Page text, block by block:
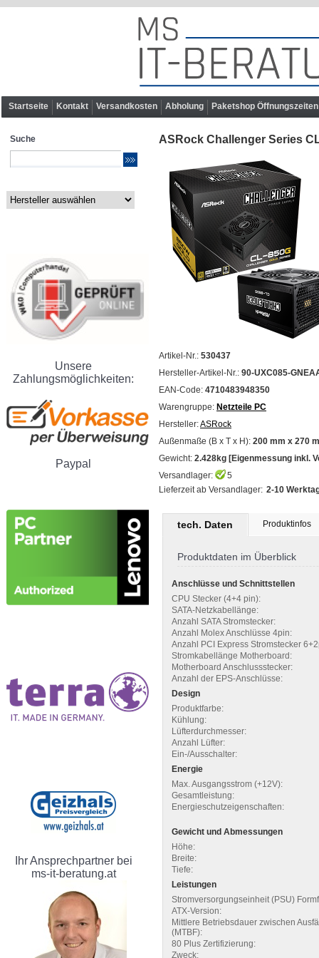
Startseite Kontakt Versandkosten Abholung Paketshop Öffnungszeiten
Suche
Unsere
Zahlungsmöglichkeiten:
Paypal
Ihr Ansprechpartner bei
ms-it-beratung.at
ASRock Challenger Series
Artikel-Nr.: 530437
Hersteller-Artikel-Nr.: 90-UXC085-
EAN-Code: 4710483948350
Warengruppe: Netzteile PC
Hersteller:ASRock
Außenmaße (B x T x H): 200 mm x 270
Gewicht: 2.428kg [Eigenmessung inkl.
Versandlager:
5
Lieferzeit ab Versandlager: 2-10
tech. Daten Produktinfos
Produktdaten im Überblick
Anschlüsse und Schnittstellen
CPU Stecker (4+4 pin):
SATA-Netzkabellänge:
Anzahl SATA Stromstecker:
Anzahl Molex Anschlüsse 4pin:
Anzahl PCI Express Stromstecker
Stromkabellänge Motherboard:
Motherboard Anschlussstecker:
Anzahl der EPS-Anschlüsse:
Design
Produktfarbe:
Kühlung:
Lüfterdurchmesser:
Anzahl Lüfter:
Ein-/Ausschalter:
Energie
Max. Ausgangsstrom (+12V):
Gesamtleistung:
Energieschutzeigenschaften:
Gewicht und Abmessungen
Höhe:
Breite:
Tiefe:
Leistungen
Stromversorgungseinheit (PSU)
ATX-Version:
Mittlere Betriebsdauer zwischen
(MTBF):
80 Plus Zertifizierung:
Zweck: